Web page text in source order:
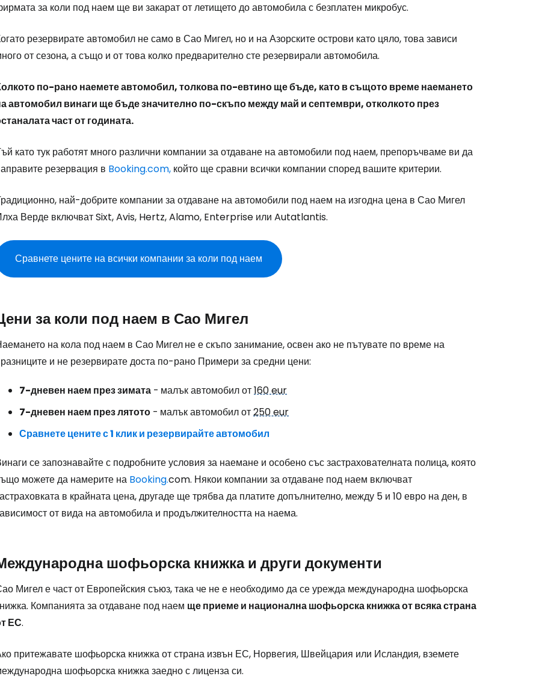
за коли под наем ще ви закарат от летището до автомобила с безплатен микробус.
резервирате автомобил не само в Сао Мигел, но и на Азорските острови като цяло, това зависи
от сезона, а също и от това колко предварително сте резервирали автомобила.
по-рано наемете автомобил, толкова по-евтино ще бъде, като в същото време наемането
автомобил винаги ще бъде значително по-скъпо между май и септември, отколкото през
част от годината.
като тук работят много различни компании за отдаване на автомобили под наем, препоръчваме ви да
резервация в Booking.com, който ще сравни всички компании според вашите критерии.
най-добрите компании за отдаване на автомобили под наем на изгодна цена в Сао Мигел
Верде включват Sixt, Avis, Hertz, Alamo, Enterprise или Autatlantis.
Сравнете цените на всички компании за коли под наем
за коли под наем в Сао Мигел
на кола под наем в Сао Мигелне е скъпо занимание, освен ако не пътувате по време на
и не резервирате доста по-рано Примери за средни цени:
7-дневен наем през зимата - малък автомобил от160 eur
7-дневен наем през лятото - малък автомобил от250 eur
Сравнете цените с 1 клик и резервирайте автомобил
се запознавайте с подробните условия за наемане и особено със застрахователната полица, която
можете да намерите на Booking.com. Някои компании за отдаване под наем включват
в крайната цена, другаде ще трябва да платите допълнително, между 5 и 10 евро на ден, в
от вида на автомобила и продължителността на наема.
шофьорска книжка и други документи
Мигел е част от Европейския съюз, така че не е необходимо да се урежда международна шофьорска
Компанията за отдаване под наем ще приеме и национална шофьорска книжка от всяка страна
ЕС.
притежавате шофьорска книжка от страна извън ЕС, Норвегия, Швейцария или Исландия, вземете
шофьорска книжка заедно с лиценза си.